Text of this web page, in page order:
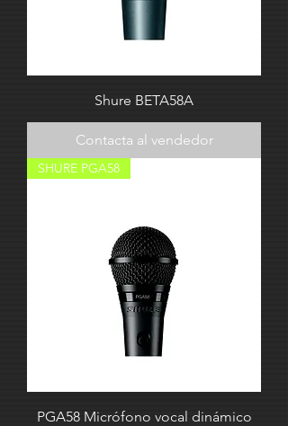
Shure BETA58A
Contacta al vendedor
SHURE PGA58
PGA58 Micrófono vocal dinámico